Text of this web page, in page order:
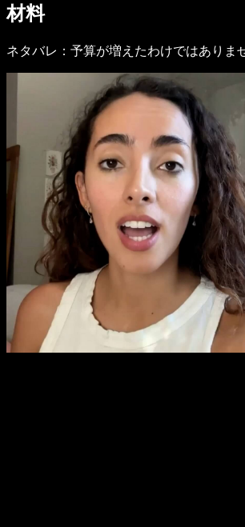
材料
ネタバレ：予算が増えたわけではありま